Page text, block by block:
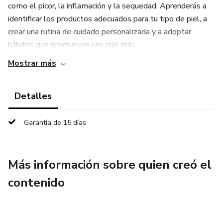
como el picor, la inflamación y la sequedad. Aprenderás a
identificar los productos adecuados para tu tipo de piel, a
crear una rutina de cuidado personalizada y a adoptar
hábitos que promuevan una piel más ...
Mostrar más
Detalles
Garantía de 15 días
Más información sobre quien creó el
contenido